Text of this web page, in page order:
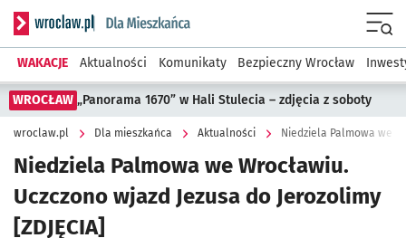
Serwis informacyjny wroclaw.pl podserwis: Dla mieszkańca
WAKACJE Aktualności Komunikaty Bezpieczny Wrocław
WROCŁAW „Panorama 1670” w Hali Stulecia – zdjęcia z soboty
wroclaw.pl Dla mieszkańca Aktualności Niedziela Palmowa we
Niedziela Palmowa we Wrocławiu.
Uczczono wjazd Jezusa do Jerozolimy
[ZDJĘCIA]